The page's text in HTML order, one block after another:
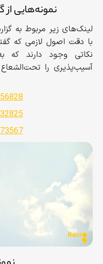
نمونه‌هایی
لینک‌های زیر مربوط به
با دقت اصول لازمی که
نکاتی وجود دارند
آسیب‌پذیری را